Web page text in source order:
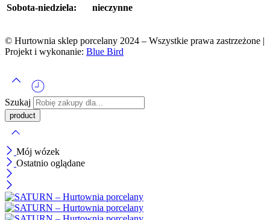
Sobota-niedziela:
nieczynne
© Hurtownia sklep porcelany 2024 – Wszystkie prawa zastrzeżone |
Projekt i wykonanie: Blue Bird
Szukaj
Mój wózek
Ostatnio oglądane